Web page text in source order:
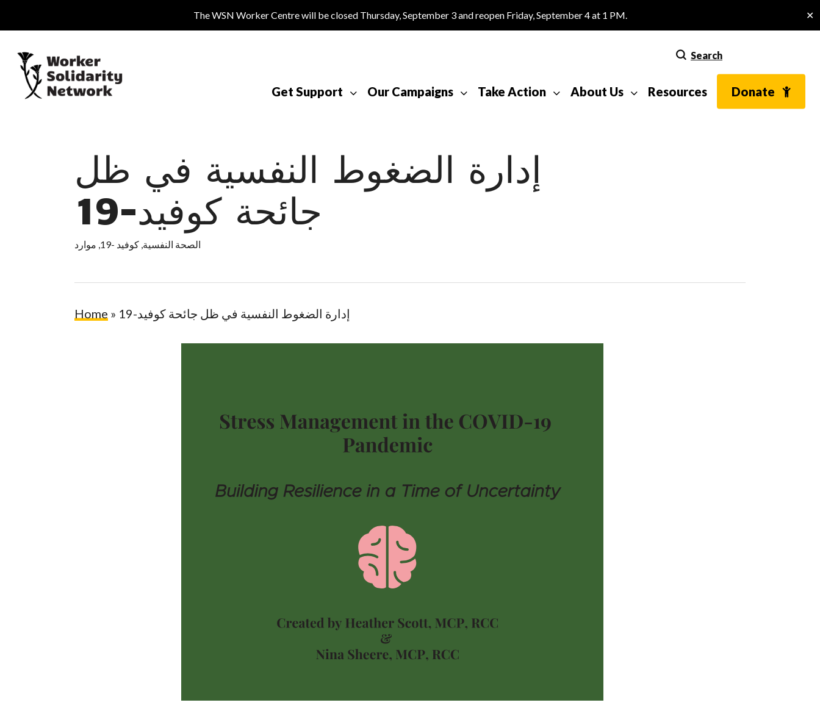
to
content
The WSN Worker Centre will be closed Thursday, September 3 and reopen Friday, September 4 at 1 PM. ✕
Get Support Our Campaigns Take Action About Us Resources Donate
Search
إدارة الضغوط النفسية في ظل
جائحة كوفيد-19
الصحة النفسية, كوفيد -19 , موارد
Home » إدارة الضغوط النفسية في ظل جائحة كوفيد-19